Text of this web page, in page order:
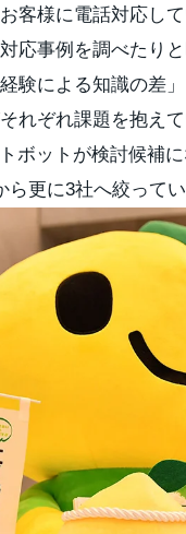
客様に電話対応し
応事例を調べたり
験による知識の差
れぞれ課題を抱え
ボットが検討候補
更に3社へ絞ってい